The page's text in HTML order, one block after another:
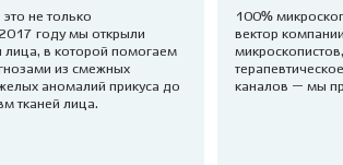
не только
году мы открыли
лица, в которой помогаем
из смежных
аномалий прикуса до
тканей лица.
100%
вектор
каналов — мы